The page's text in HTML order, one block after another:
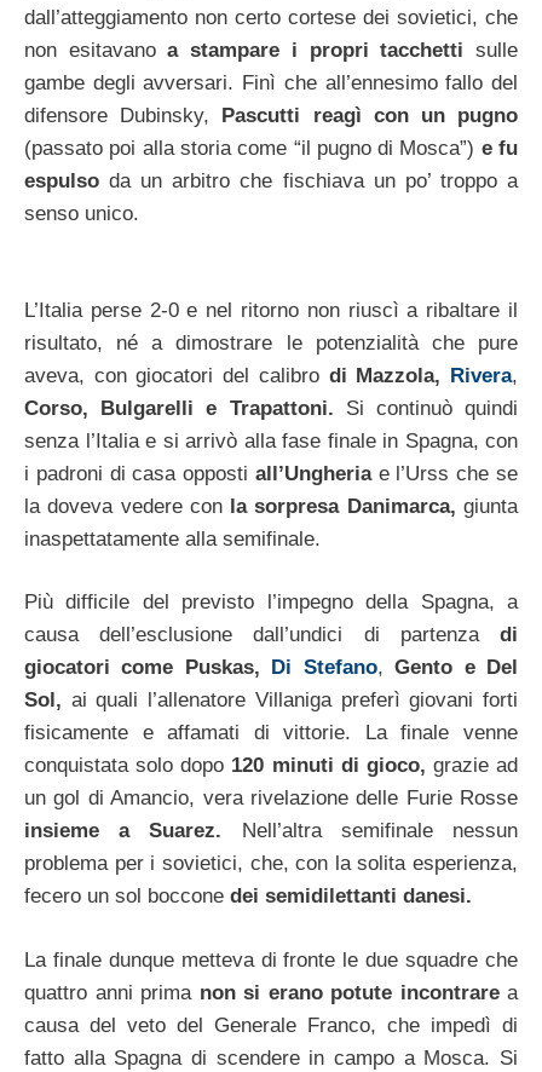
dall’atteggiamento non certo cortese dei sovietici, che
non esitavanoa stampare i propri tacchetti sulle
gambe degli avversari. Finì che all’ennesimo fallo del
difensore Dubinsky, Pascutti reagì con un pugno
(passato poi alla storia come “il pugno di Mosca”) e fu
espulsoda un arbitro che fischiava un po’ troppo a
senso unico.
L’Italia perse 2-0 e nel ritorno non riuscì a ribaltare il
risultato, né a dimostrare le potenzialità che pure
aveva, con giocatori del calibro di Mazzola, Rivera,
Corso, Bulgarelli e Trapattoni. Si continuò quindi
senza l’Italia e si arrivò alla fase finale in Spagna, con
i padroni di casa opposti all’Ungheriae l’Urss che se
la doveva vedere conla sorpresa Danimarca, giunta
inaspettatamente alla semifinale.
Più difficile del previsto l’impegno della Spagna, a
causa dell’esclusione dall’undici di partenza di
giocatori come Puskas, Di Stefano,Gento e Del
Sol, ai quali l’allenatore Villaniga preferì giovani forti
fisicamente e affamati di vittorie. La finale venne
conquistata solo dopo 120 minuti di gioco, grazie ad
un gol di Amancio, vera rivelazione delle Furie Rosse
insieme a Suarez. Nell’altra semifinale nessun
problema per i sovietici, che, con la solita esperienza,
fecero un sol boccone dei semidilettanti danesi.
La finale dunque metteva di fronte le due squadre che
quattro anni prima non si erano potute incontrare a
causa del veto del Generale Franco, che impedì di
fatto alla Spagna di scendere in campo a Mosca. Si